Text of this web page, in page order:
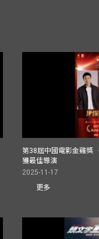
第38屆中國電影金雞獎
獲最佳導演
2025-11-17
更多